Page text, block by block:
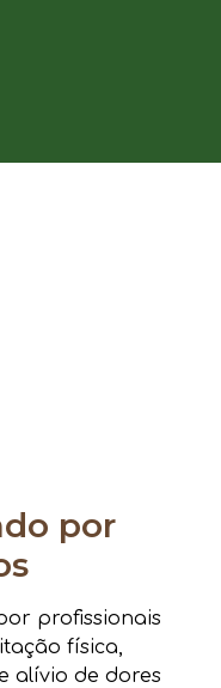
por
profissionais
física,
alívio de dores